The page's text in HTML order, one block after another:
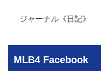
ジャーナル《日記》
MLB4 Facebook